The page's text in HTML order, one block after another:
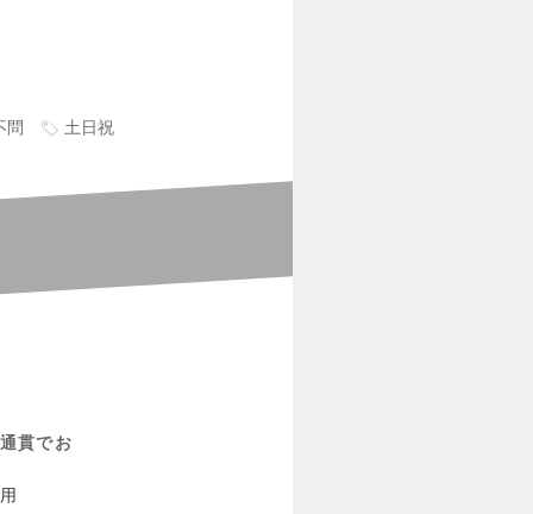
問 土日祝
貫でお